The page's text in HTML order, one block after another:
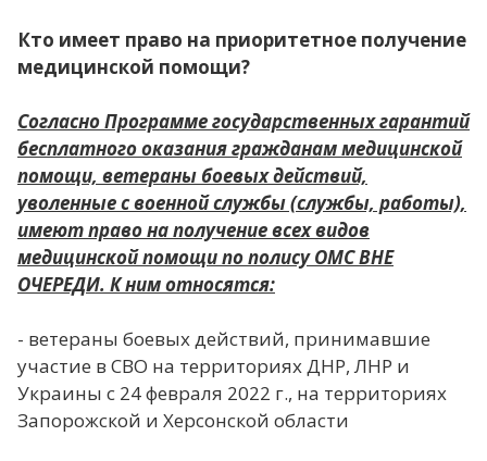
Кто имеет право на приоритетное получение
медицинской помощи?
Согласно Программе государственных гарантий
бесплатного оказания гражданам медицинской
помощи, ветераны боевых действий,
уволенные с военной службы (службы, работы),
имеют право на получение всех видов
медицинской помощи по полису ОМС ВНЕ
ОЧЕРЕДИ. К ним относятся:
- ветераны боевых действий, принимавшие
участие в СВО на территориях ДНР, ЛНР и
Украины с 24 февраля 2022 г., на территориях
Запорожской и Херсонской области